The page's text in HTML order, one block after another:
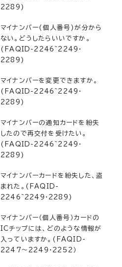
2289)
マイナンバー(個人番号)が分から
ない。どうしたらいいですか。
(FAQID-2246~2249・
2289)
マイナンバーを変更できますか。
(FAQID-2246~2249・
2289)
マイナンバーの通知カードを紛失
したので再交付を受けたい。
(FAQID-2246~2249・
2289)
マイナンバーカードを紛失した、盗
まれた。(FAQID-
2246~2249・2289)
マイナンバー（個人番号）カードの
ICチップには、どのような情報が
入っていますか。(FAQID-
2247～2249・2252）